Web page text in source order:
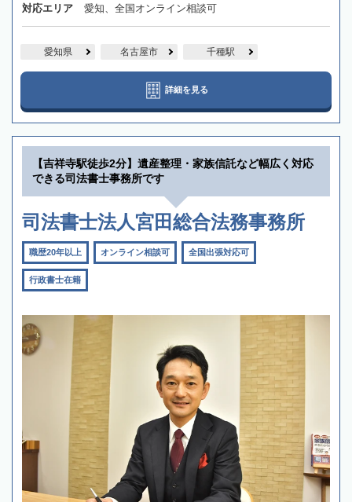
対応エリア 愛知、全国オンライン相談可
愛知県 名古屋市 千種駅
詳細を見る
【吉祥寺駅徒歩2分】遺産整理・家族信託など幅広く対応
できる司法書士事務所です
司法書士法人宮田総合法務事務所
職歴20年以上 オンライン相談可 全国出張対応可
行政書士在籍